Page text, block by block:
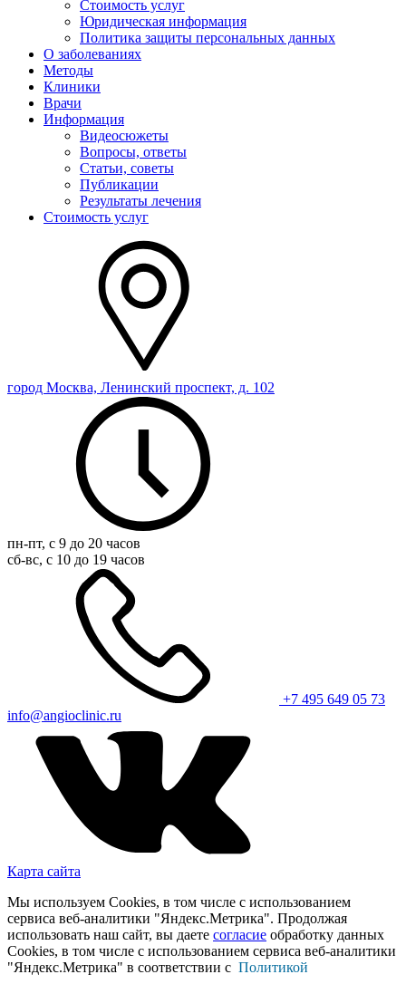
Стоимость услуг
Юридическая информация
Политика защиты персональных данных
О заболеваниях
Методы
Клиники
Врачи
Информация
Видеосюжеты
Вопросы, ответы
Статьи, советы
Публикации
Результаты лечения
Стоимость услуг
город Москва, Ленинский проспект, д. 102
пн-пт, с 9 до 20 часов
сб-вс, с 10 до 19 часов
+7 495 649 05 73
info@angioclinic.ru
Карта сайта
Мы используем Cookies, в том числе с использованием
сервиса веб-аналитики "Яндекс.Метрика". Продолжая
использовать наш сайт, вы даете согласие обработку данных
Cookies, в том числе с использованием сервиса веб-аналитики
"Яндекс.Метрика" в соответствии с Политикой